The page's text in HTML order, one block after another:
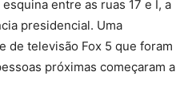
entre as ruas 17 e I, a
presidencial. Uma
de televisão Fox 5 que foram
próximas começaram a